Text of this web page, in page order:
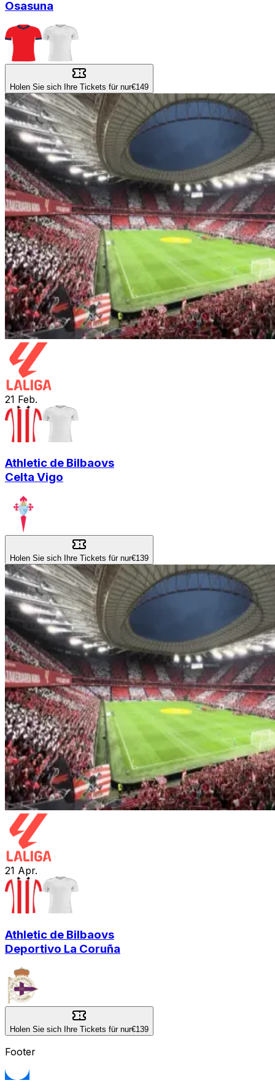
Osasuna
Holen Sie sich Ihre Tickets für nur€149
21 Feb.
Athletic de Bilbaovs
Celta Vigo
Holen Sie sich Ihre Tickets für nur€139
21 Apr.
Athletic de Bilbaovs
Deportivo La Coruña
Holen Sie sich Ihre Tickets für nur€139
Footer